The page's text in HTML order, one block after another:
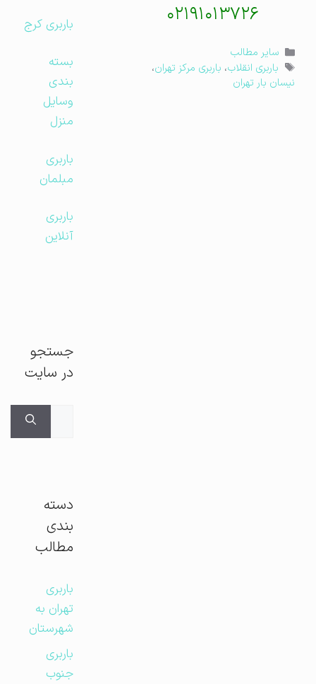
۰۲۱۹۱۰۱۳۷۲۶
دسته‌ها
سایر مطالب
برچسب‌ها
باربری انقلاب،باربری مرکز تهران ،
نیسان بار تهران
باربری کرج
بسته
بندی
وسایل
منزل
باربری
مبلمان
باربری
آنلاین
جستجو
در سایت
دسته
بندی
مطالب
باربری
تهران به
شهرستان
باربری
جنوب